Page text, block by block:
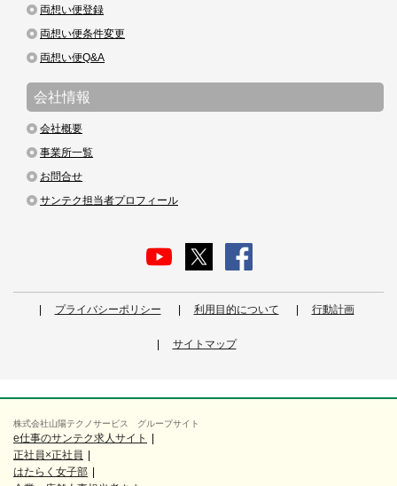
両想い便登録
両想い便条件変更
両想い便Q&A
会社情報
会社概要
事業所一覧
お問合せ
サンテク担当者プロフィール
プライバシーポリシー 利用目的について 行動計画
サイトマップ
株式会社山陽テクノサービス グループサイト
e仕事のサンテク求人サイト
正社員×正社員
はたらく女子部